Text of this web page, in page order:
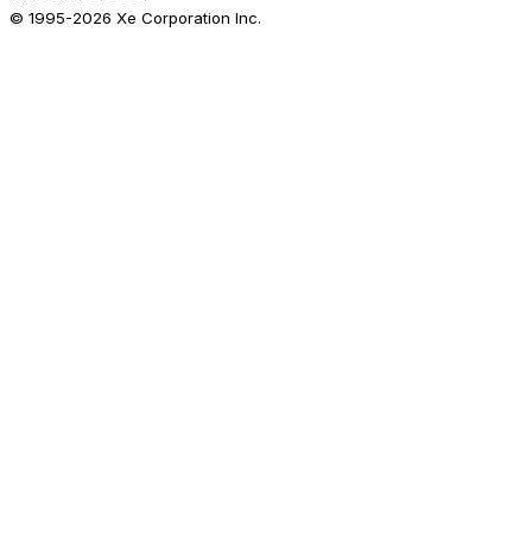
© 1995-2026 Xe Corporation Inc.